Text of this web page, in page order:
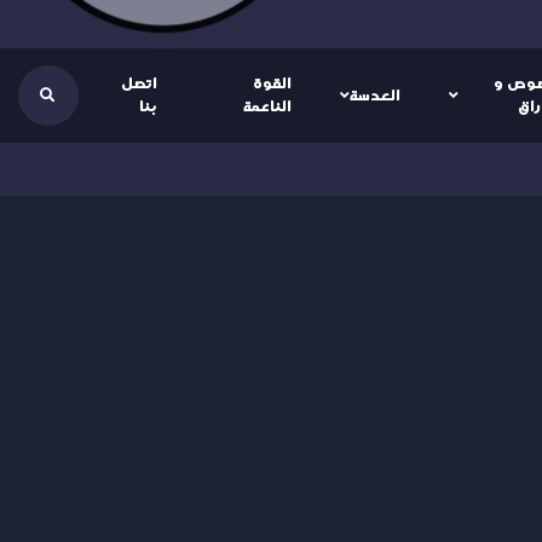
و
العدسة
القوة
الناعمة
اتصل
بنا